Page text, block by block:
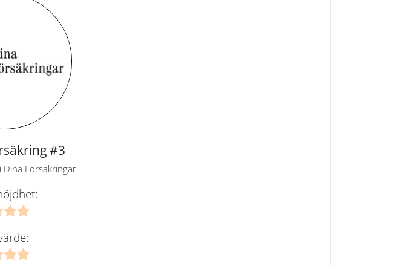
#3
Försäkringar.